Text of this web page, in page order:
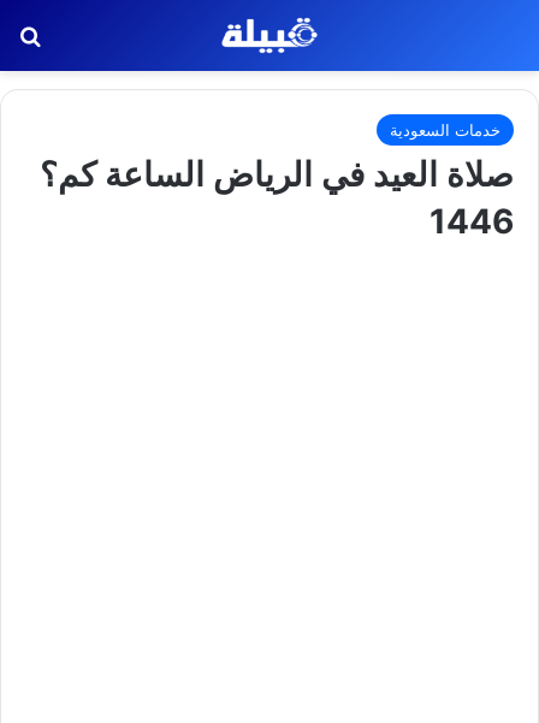
خدمات السعودية
صلاة العيد في الرياض الساعة كم؟
1446